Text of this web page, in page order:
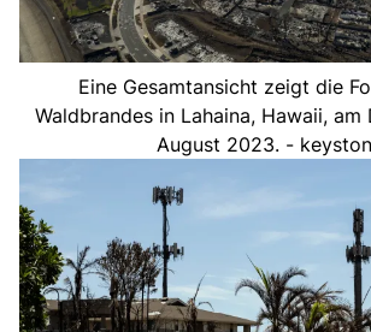
Eine Gesamtansicht zeigt die
Waldbrandes in Lahaina, Hawaii, am
August 2023. -